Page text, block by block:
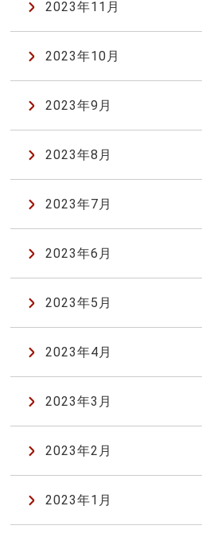
2023年11月
2023年10月
2023年9月
2023年8月
2023年7月
2023年6月
2023年5月
2023年4月
2023年3月
2023年2月
2023年1月